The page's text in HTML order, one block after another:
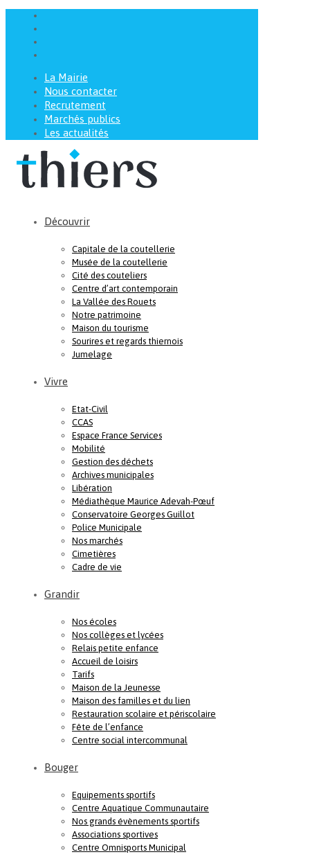
La Mairie
Nous contacter
Recrutement
Marchés publics
Les actualités
Découvrir
Capitale de la coutellerie
Musée de la coutellerie
Cité des couteliers
Centre d’art contemporain
La Vallée des Rouets
Notre patrimoine
Maison du tourisme
Sourires et regards thiernois
Jumelage
Vivre
Etat-Civil
CCAS
Espace France Services
Mobilité
Gestion des déchets
Archives municipales
Libération
Médiathèque Maurice Adevah-Pœuf
Conservatoire Georges Guillot
Police Municipale
Nos marchés
Cimetières
Cadre de vie
Grandir
Nos écoles
Nos collèges et lycées
Relais petite enfance
Accueil de loisirs
Tarifs
Maison de la Jeunesse
Maison des familles et du lien
Restauration scolaire et périscolaire
Fête de l’enfance
Centre social intercommunal
Bouger
Equipements sportifs
Centre Aquatique Communautaire
Nos grands évènements sportifs
Associations sportives
Centre Omnisports Municipal